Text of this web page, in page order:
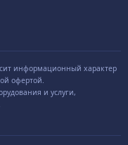
информационный характер
офертой.
и услуги,